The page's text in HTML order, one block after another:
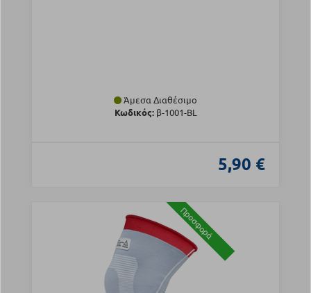
Άμεσα Διαθέσιμο
Κωδικός:β-1001-BL
5,90 €
Προσφορά